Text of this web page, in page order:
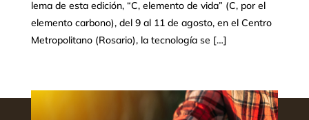
lema de esta edición, “C, elemento de vida” (C, por el
elemento carbono), del 9 al 11 de agosto, en el Centro
Metropolitano (Rosario), la tecnología se […]